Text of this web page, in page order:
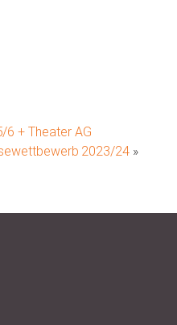
6 + Theater AG
2023/24 »